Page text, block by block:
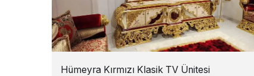
Hümeyra Kırmızı Klasik TV Ünitesi